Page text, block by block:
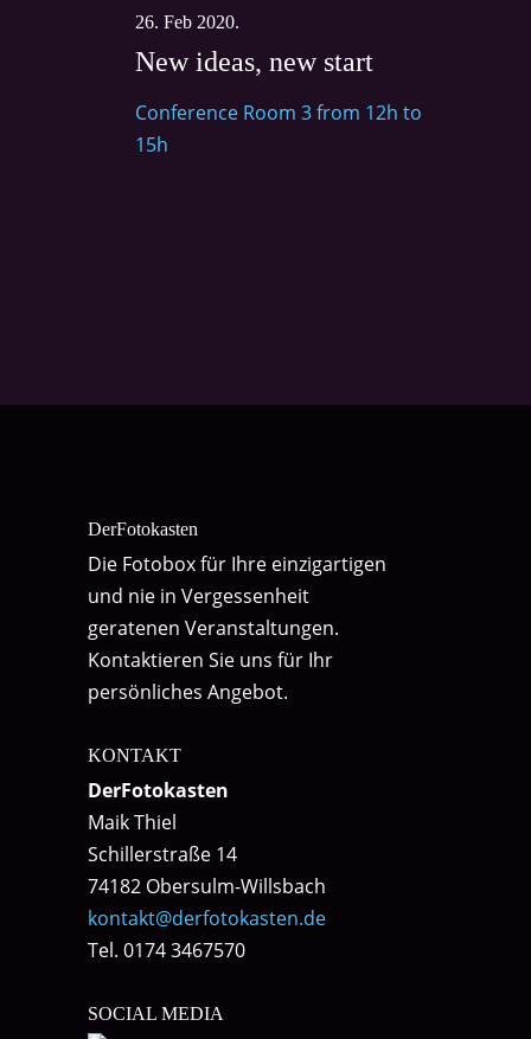
26. Feb 2020.
New ideas, new start
Conference Room 3 from 12h to
15h
DerFotokasten
Die Fotobox für Ihre einzigartigen
und nie in Vergessenheit
geratenen Veranstaltungen.
Kontaktieren Sie uns für Ihr
persönliches Angebot.
KONTAKT
DerFotokasten
Maik Thiel
Schillerstraße 14
74182 Obersulm-Willsbach
kontakt@derfotokasten.de
Tel. 0174 3467570
SOCIAL MEDIA